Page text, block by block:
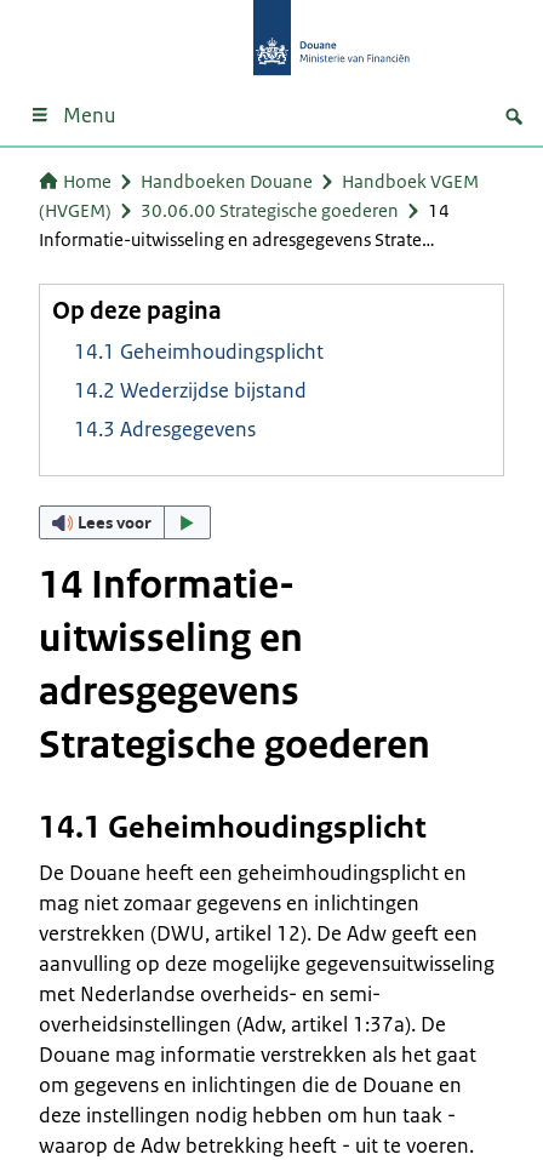
Menu
Home Handboeken Douane
Handboek VGEM
(HVGEM)
30.06.00 Strategische goederen
14
Informatie-uitwisseling en adresgegevens Strate…
Op deze pagina
14.1 Geheimhoudingsplicht
14.2 Wederzijdse bijstand
14.3 Adresgegevens
Lees voor
14 Informatie-
uitwisseling en
adresgegevens
Strategische goederen
14.1 Geheimhoudingsplicht
De Douane heeft een geheimhoudingsplicht en
mag niet zomaar gegevens en inlichtingen
verstrekken (DWU, artikel 12). De Adw geeft een
aanvulling op deze mogelijke gegevensuitwisseling
met Nederlandse overheids- en semi-
overheidsinstellingen (Adw, artikel 1:37a). De
Douane mag informatie verstrekken als het gaat
om gegevens en inlichtingen die de Douane en
deze instellingen nodig hebben om hun taak -
waarop de Adw betrekking heeft - uit te voeren.